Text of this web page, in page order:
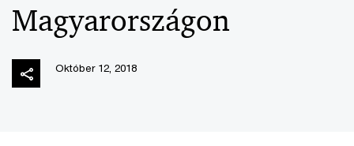
Magyarországon
Október 12, 2018